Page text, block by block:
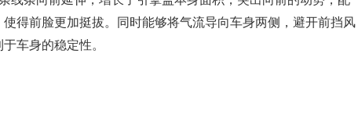
得前脸更加挺拔。同时能够将气流导向车身两侧，避开前挡风
车身的稳定性。